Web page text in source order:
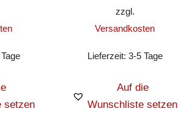
setzen
zzgl.
Versandkosten
Lieferzeit: 3-5 Tage
Auf die
Wunschliste setzen